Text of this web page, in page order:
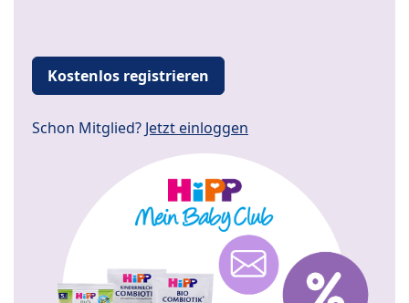
Kostenlos registrieren
Schon Mitglied? Jetzt einloggen